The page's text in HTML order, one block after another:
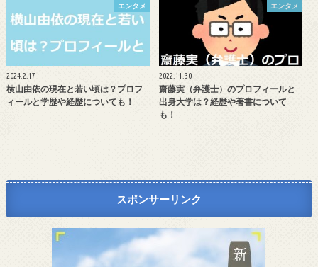
エンタメ
2024.2.17
横山由依の現在と若い頃は？プロフ
ィールと学歴や経歴についても！
エンタメ
2022.11.30
齋藤実（弁護士）のプロフィールと
出身大学は？経歴や著書について
も！
スポンサーリンク